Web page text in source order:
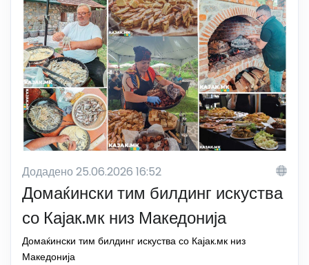
Додадено 25.06.2026 16:52
Домаќински тим билдинг искуства
со Кајак.мк низ Македонија
Домаќински тим билдинг искуства со Кајак.мк низ
Македонија